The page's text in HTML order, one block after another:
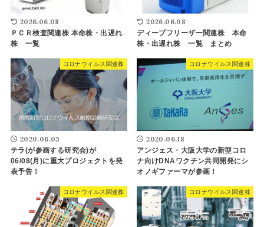
2026.06.08
ＰＣＲ検査関連株 本命株・出遅れ
株 一覧
2026.06.08
ディープフリーザー関連株 本命
株・出遅れ株 一覧 まとめ
コロナウイルス関連株
2020.06.03
テラ(が参画する研究会)が
06/08(月)に重大プロジェクトを発
表予告！
コロナウイルス関連株
2020.06.18
アンジェス・大阪大学の新型コロ
ナ向けDNAワクチン共同開発にシ
オノギファーマが参画！
コロナウイルス関連株 コロナウイルス関連株